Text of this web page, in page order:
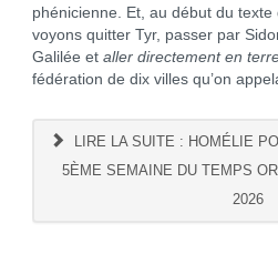
phénicienne. Et, au début du texte
voyons quitter Tyr, passer par
Galilée et aller directement en
fédération de dix villes qu’on
LIRE LA SUITE : HOMÉLIE
5ÈME SEMAINE DU TEMPS
2026